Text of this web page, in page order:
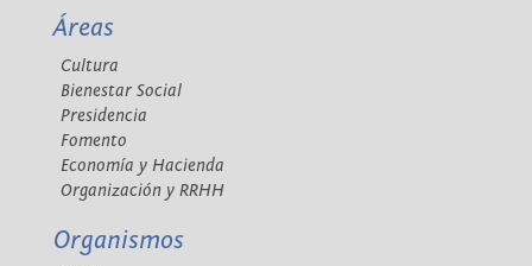
Áreas
Cultura
Bienestar Social
Presidencia
Fomento
Economía y Hacienda
Organización y RRHH
Organismos